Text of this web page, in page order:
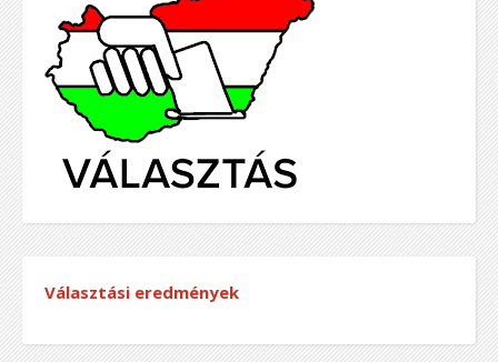
Választási eredmények